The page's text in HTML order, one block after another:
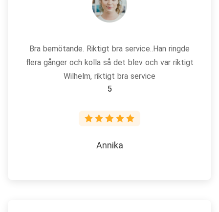
Bra bemötande. Riktigt bra service..Han ringde
flera gånger och kolla så det blev och var riktigt
Wilhelm, riktigt bra service
5
Annika